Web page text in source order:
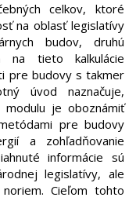
celkov, ktoré
na oblasť legislatívy
budov, druhú
na tieto kalkulácie
pre budovy s takmer
úvod naznačuje,
modulu je oboznámiť
pre budovy
a zohľadňovanie
informácie sú
legislatívy, ale
Cieľom tohto